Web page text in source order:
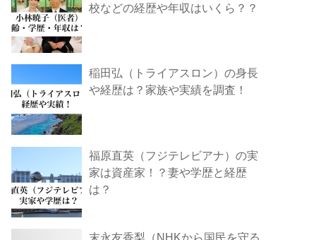
校などの経歴や年収はいくら？？
稲田弘（トライアスロン）の身長
や経歴は？家族や実績を調査！
福原直英（フジテレビアナ）の実
家は資産家！？妻や学歴と経歴
は？
末永友香梨（NHKから国民を守る